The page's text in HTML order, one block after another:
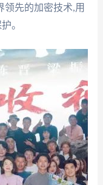
领先的加密技术,用
。